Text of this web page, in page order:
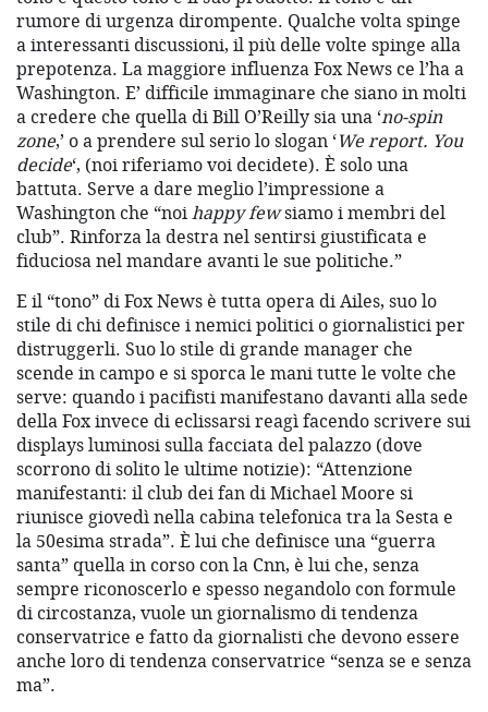
rumore di urgenza dirompente. Qualche volta spinge
a interessanti discussioni, il più delle volte spinge alla
prepotenza. La maggiore influenza Fox News ce l’ha a
Washington. E’ difficile immaginare che siano in molti
a credere che quella di Bill O’Reilly sia una ‘no-spin
zone,’ o a prendere sul serio lo slogan ‘We report. You
decide‘, (noi riferiamo voi decidete). È solo una
battuta. Serve a dare meglio l’impressione a
Washington che “noihappy fewsiamo i membri del
club”. Rinforza la destra nel sentirsi giustificata e
fiduciosa nel mandare avanti le sue politiche.”
E il “tono” di Fox News è tutta opera di Ailes, suo lo
stile di chi definisce i nemici politici o giornalistici per
distruggerli. Suo lo stile di grande manager che
scende in campo e si sporca le mani tutte le volte che
serve: quando i pacifisti manifestano davanti alla sede
della Fox invece di eclissarsi reagì facendo scrivere sui
displays luminosi sulla facciata del palazzo (dove
scorrono di solito le ultime notizie): “Attenzione
manifestanti: il club dei fan di Michael Moore si
riunisce giovedì nella cabina telefonica tra la Sesta e
la 50esima strada”. È lui che definisce una “guerra
santa” quella in corso con la Cnn, è lui che, senza
sempre riconoscerlo e spesso negandolo con formule
di circostanza, vuole un giornalismo di tendenza
conservatrice e fatto da giornalisti che devono essere
anche loro di tendenza conservatrice “senza se e senza
ma”.